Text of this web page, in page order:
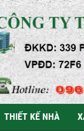
THIẾT KẾ NHÀ